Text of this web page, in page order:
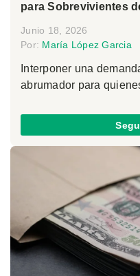
para Sobrevivientes
Junio 18, 2026
Por: María López Garcia
Interponer una
abrumador para